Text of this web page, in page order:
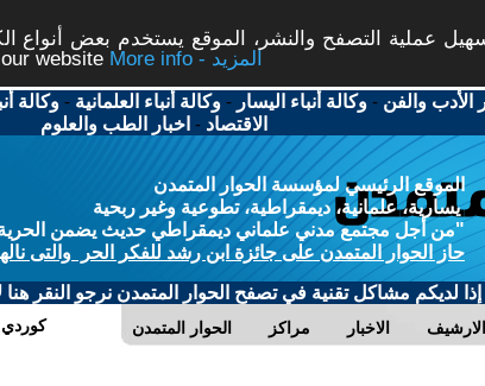
عملية التصفح والنشر، الموقع يستخدم بعض أنواع
website
More info - المزيد
الأدب والفن -وكالة أنباء اليسار -وكالة أنباء العلمانية -وكالة
الاقتصاد - اخبار الطب والعلوم
الموقع الرئيسي لمؤسسة الحوار المتمدن
يسارية، علمانية، ديمقراطية، تطوعية وغير ربحية
"من أجل مجتمع مدني علماني ديمقراطي حديث يضمن الحرية
حاز الحوار المتمدن على جائزة ابن رشد للفكر الحر والتى
إذا لديكم مشاكل تقنية في تصفح الحوار المتمدن نرجو النقر هنا
الحوار المتمدن مراكز الاخبار كوردي